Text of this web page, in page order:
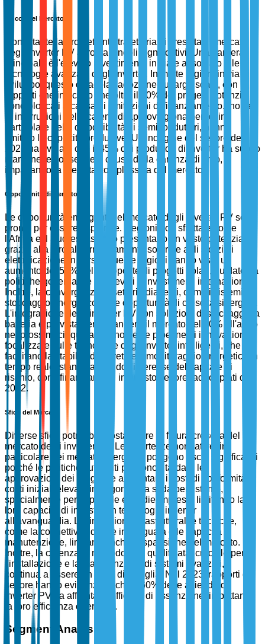
Vincoli del Mercato
Nonostante la promettente traiettoria di crescita, il mercato
degli inverter PV affronta vincoli significativi. Una barriera
principale è l'elevato investimento iniziale associato alle
tecnologie avanzate degli inverter. In molte regioni in via di
sviluppo, questo ostacola l'adozione su larga scala, con
rapporti che indicano che oltre il 30% dei progetti potenziali
sono bloccati a causa di limitazioni di finanziamento. Inoltre,
le interruzioni della catena di approvvigionamento, in
particolare nella disponibilità di semiconduttori, hanno
limitato le capacità produttive. Un'indagine del settore del
2023 ha rivelato che il 45% dei produttori di inverter ha subito
ritardi nelle consegne a causa della carenza di chip,
impattando la crescita complessiva del mercato.
Opportunità di Mercato
Le opportunità emergenti nel mercato degli inverter PV sono
pronte per essere esplorate. Regioni non sfruttate come
l'Africa e il Sud-est asiatico presentano un vasto potenziale
grazie alla loro alta irraggiamento solare e agli sforzi di
elettrificazione in corso. Queste regioni hanno visto un
aumento del 50% nelle proposte di progetti solari, guidato da
politiche governative favorevoli e investimenti internazionali.
Inoltre, la convergenza di settori adiacenti, come i sistemi di
stoccaggio energetico, offre opportunità di crescita sinergica.
L'integrazione degli inverter PV con soluzioni di stoccaggio a
batteria è prevista per espandere il mercato del 20% all'anno
nei prossimi cinque anni. Inoltre, le pipeline di innovazione
focalizzate sulle tecnologie degli inverter intelligenti, che
facilitano la stabilità della rete e il monitoraggio energetico in
tempo reale, stanno attirando l'interesse del capitale di
rischio, con i finanziamenti in questo settore raddoppiati dal
2022.
Sfide del Mercato
Diverse sfide potrebbero ostacolare la futura crescita del
mercato degli inverter PV. Le incertezze normative, in
particolare nei mercati emergenti, pongono rischi significativi
poiché le politiche fluttuanti possono ritardare le
approvazioni dei progetti e aumentare i costi di conformità. I
costi iniziali elevati rimangono una sfida persistente,
specialmente per le piccole e medie imprese, limitando la
loro capacità di investire in tecnologie inverter
all'avanguardia. Le limitazioni infrastrutturali e tecniche,
come la connettività di rete inadeguata e le capacità di
manutenzione, limitano anche l'espansione del mercato.
Inoltre, la carenza di manodopera qualificata, cruciale per
l'installazione e la manutenzione di sistemi avanzati,
continua a essere un collo di bottiglia. Nel 2023, rapporti del
settore hanno evidenziato che il 60% delle aziende di
inverter PV ha affrontato difficoltà di assunzione, impattando
la loro efficienza operativa.
Segment Analysis